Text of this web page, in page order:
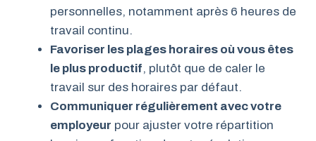
personnelles, notamment après 6 heures de
travail continu.
Favoriser les plages horaires où vous êtes
le plus productif, plutôt que de caler le
travail sur des horaires par défaut.
Communiquer régulièrement avec votre
employeur pour ajuster votre répartition